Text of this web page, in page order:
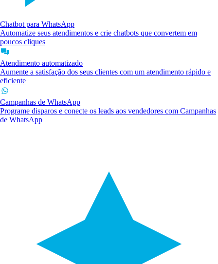
Chatbot para WhatsApp
Automatize seus atendimentos e crie chatbots que convertem em
poucos cliques
Atendimento automatizado
Aumente a satisfação dos seus clientes com um atendimento rápido e
eficiente
Campanhas de WhatsApp
Programe disparos e conecte os leads aos vendedores com Campanhas
de WhatsApp